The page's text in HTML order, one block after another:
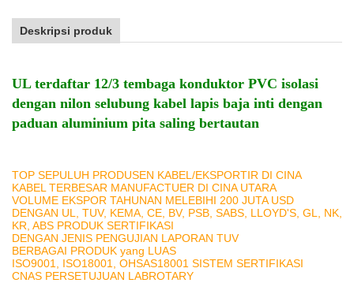
Deskripsi produk
UL terdaftar 12/3 tembaga konduktor PVC isolasi
dengan nilon selubung kabel lapis baja inti dengan
paduan aluminium pita saling bertautan
TOP SEPULUH PRODUSEN KABEL/EKSPORTIR DI CINA
KABEL TERBESAR MANUFACTUER DI CINA UTARA
VOLUME EKSPOR TAHUNAN MELEBIHI 200 JUTA USD
DENGAN UL, TUV, KEMA, CE, BV, PSB, SABS, LLOYD'S, GL, NK,
KR, ABS PRODUK SERTIFIKASI
DENGAN JENIS PENGUJIAN LAPORAN TUV
BERBAGAI PRODUK yang LUAS
ISO9001, ISO18001, OHSAS18001 SISTEM SERTIFIKASI
CNAS PERSETUJUAN LABROTARY